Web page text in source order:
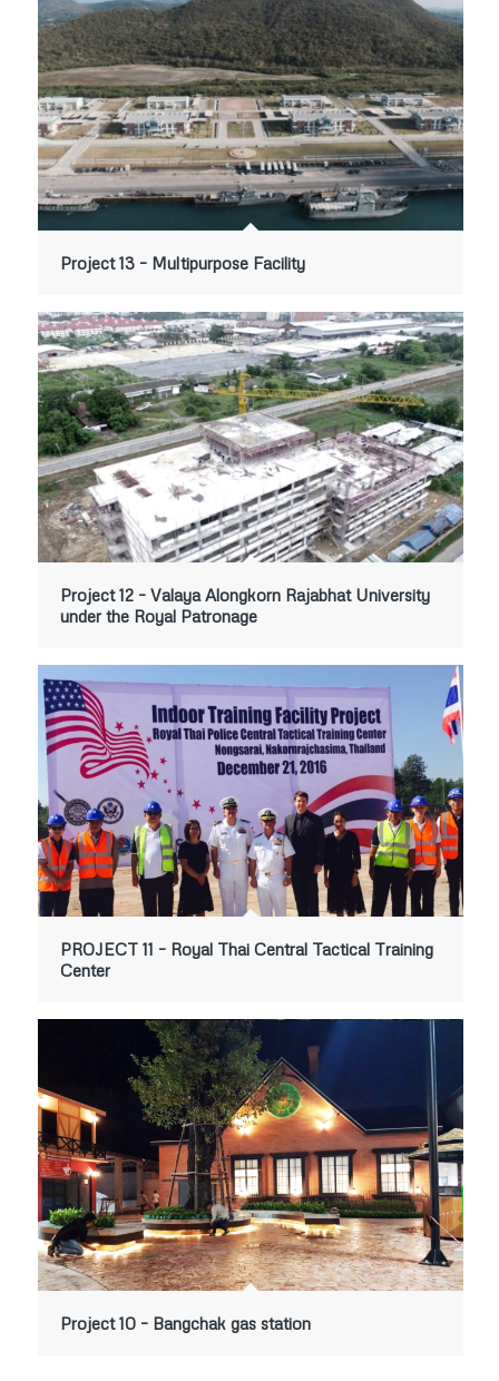
Project 13 – Multipurpose Facility
Project 12 – Valaya Alongkorn Rajabhat University
under the Royal Patronage
PROJECT 11 – Royal Thai Central Tactical Training
Center
Project 10 – Bangchak gas station